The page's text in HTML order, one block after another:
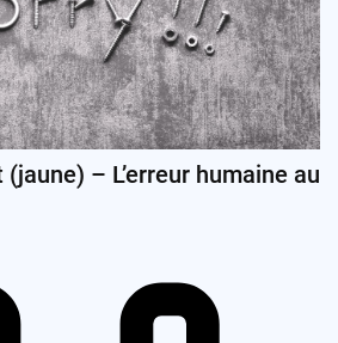
– L’erreur humaine au